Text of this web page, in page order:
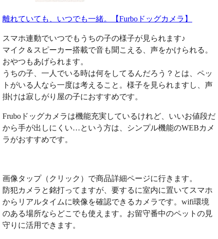
離れていても、いつでも一緒。【Furboドッグカメラ】
スマホ連動でいつでもうちの子の様子が見られます♪
マイク＆スピーカー搭載で音も聞こえる、声をかけられる。
おやつもあげられます。
うちの子、一人でいる時は何をしてるんだろう？とは、ペッ
トがいる人なら一度は考えること。様子を見られますし、声
掛けは寂しがり屋の子におすすめです。
Fruboドッグカメラは機能充実しているけれど、いいお値段だ
から手が出しにくい…という方は、シンプル機能のWEBカメ
ラがおすすめです。
画像タップ（クリック）で商品詳細ページに行きます。
防犯カメラと銘打ってますが、要するに室内に置いてスマホ
からリアルタイムに映像を確認できるカメラです。wifi環境
のある場所ならどこでも使えます。お留守番中のペットの見
守りに活用できます。